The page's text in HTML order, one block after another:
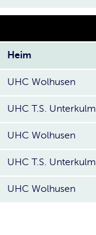
Heim
UHC Wolhusen
UHC T.S. Unterkulm
UHC Wolhusen
UHC T.S. Unterkulm
UHC Wolhusen